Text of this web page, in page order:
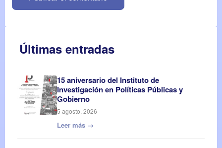
Últimas entradas
15 aniversario del Instituto de
Investigación en Políticas Públicas y
Gobierno
5 agosto, 2026
Leer más →